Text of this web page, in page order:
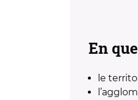
En
le